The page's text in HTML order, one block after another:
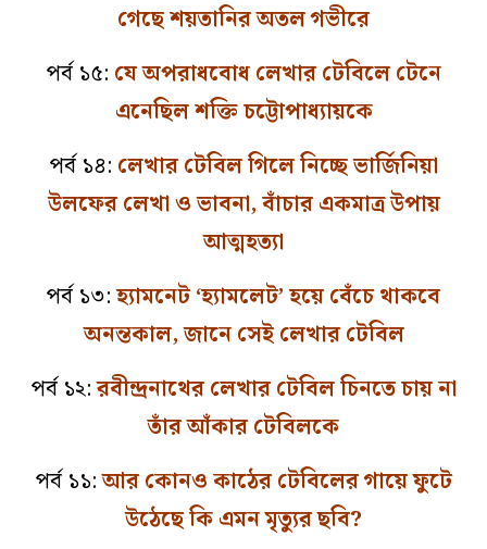
গেছে শয়তানির অতল গভীরে
পর্ব ১৫: যে অপরাধবোধ লেখার টেবিলে টেনে
এনেছিল শক্তি চট্টোপাধ্যায়কে
পর্ব ১৪: লেখার টেবিল গিলে নিচ্ছে ভার্জিনিয়া
উলফের লেখা ও ভাবনা, বাঁচার একমাত্র উপায়
আত্মহত্যা
পর্ব ১৩:হ্যামনেট ‘হ্যামলেট’ হয়ে বেঁচে থাকবে
অনন্তকাল, জানে সেই লেখার টেবিল
পর্ব ১২:রবীন্দ্রনাথের লেখার টেবিল চিনতে চায় না
তাঁর আঁকার টেবিলকে
পর্ব ১১:আর কোনও কাঠের টেবিলের গায়ে ফুটে
উঠেছে কি এমন মৃত্যুর ছবি?